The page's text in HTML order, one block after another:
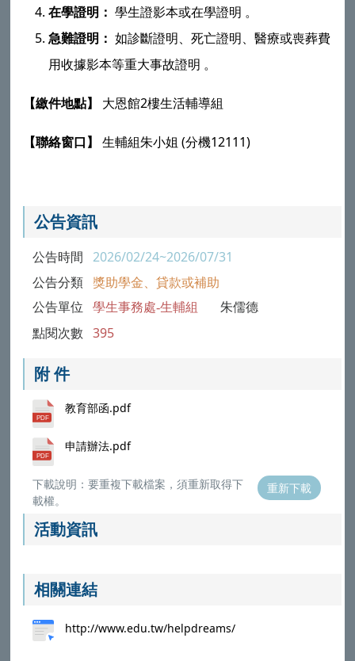
在學證明：
學生證影本或在學證明 。
急難證明：
如診斷證明、死亡證明、醫療或喪葬費
用收據影本等重大事故證明 。
【繳件地點】 大恩館2樓生活輔導組
【聯絡窗口】 生輔組朱小姐 (分機12111)
公告資訊
公告時間 2026/02/24~2026/07/31
公告分類 獎助學金、貸款或補助
公告單位 學生事務處-生輔組 朱儒德
點閱次數 395
附 件
教育部函.pdf
申請辦法.pdf
下載說明：要重複下載檔案，須重新取得下
載權。
重新下載
活動資訊
相關連結
http://www.edu.tw/helpdreams/